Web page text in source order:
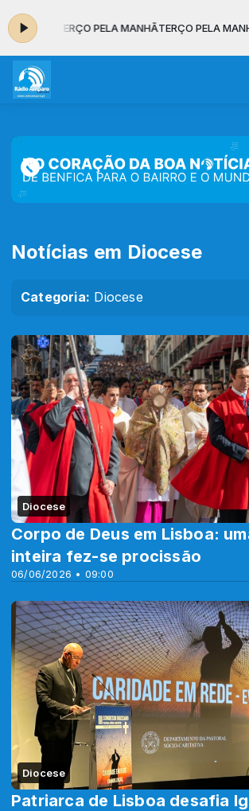
TERÇO PELA MANHÃTERÇO PELA MANHÃ das
Notícias em Diocese
Categoria: Diocese
Diocese
06/06/2026 • 09:00
Corpo de Deus em Lisboa:
inteira fez-se procissão
Diocese
Patriarca de Lisboa desafia